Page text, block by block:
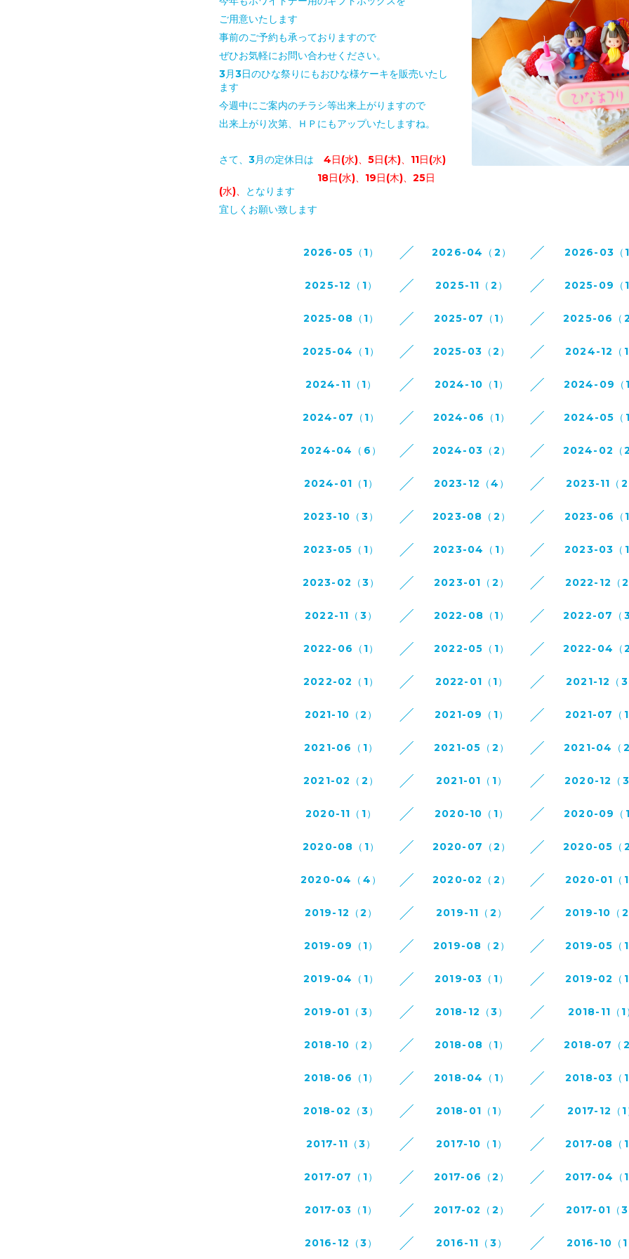
ご用意いたします
事前のご予約も承っておりますので
ぜひお気軽にお問い合わせください。
3月3日のひな祭りにもおひな様ケーキを販売いたし
ます
今週中にご案内のチラシ等出来上がりますので
出来上がり次第、ＨＰにもアップいたしますね。
さて、3月の定休日は 4日(水)、5日(木)、11日(水)
18日(水)、19日(木)、25日
(水)、
となります
宜しくお願い致します
2026-05（1） 2026-04（2） 2026-03（1
2025-12（1） 2025-11（2） 2025-09（1
2025-08（1） 2025-07（1） 2025-06（2
2025-04（1） 2025-03（2） 2024-12（1
2024-11（1） 2024-10（1） 2024-09（1
2024-07（1） 2024-06（1） 2024-05（1
2024-04（6） 2024-03（2） 2024-02（2
2024-01（1） 2023-12（4） 2023-11（2
2023-10（3） 2023-08（2） 2023-06（1
2023-05（1） 2023-04（1） 2023-03（1
2023-02（3） 2023-01（2） 2022-12（2
2022-11（3） 2022-08（1） 2022-07（3
2022-06（1） 2022-05（1） 2022-04（2
2022-02（1） 2022-01（1） 2021-12（3
2021-10（2） 2021-09（1） 2021-07（1
2021-06（1） 2021-05（2） 2021-04（2
2021-02（2） 2021-01（1） 2020-12（3
2020-11（1） 2020-10（1） 2020-09（1
2020-08（1） 2020-07（2） 2020-05（2
2020-04（4） 2020-02（2） 2020-01（1
2019-12（2） 2019-11（2） 2019-10（2
2019-09（1） 2019-08（2） 2019-05（1
2019-04（1） 2019-03（1） 2019-02（1
2019-01（3） 2018-12（3） 2018-11（1
2018-10（2） 2018-08（1） 2018-07（2
2018-06（1） 2018-04（1） 2018-03（1
2018-02（3） 2018-01（1） 2017-12（1
2017-11（3） 2017-10（1） 2017-08（1
2017-07（1） 2017-06（2） 2017-04（1
2017-03（1） 2017-02（2） 2017-01（3
2016-12（3） 2016-11（3） 2016-10（1